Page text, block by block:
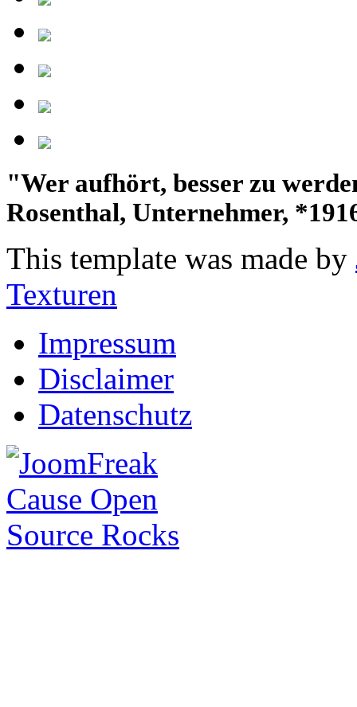
"Wer aufhört, besser zu
Rosenthal, Unternehmer,
This template was made by
Texturen
Impressum
Disclaimer
Datenschutz